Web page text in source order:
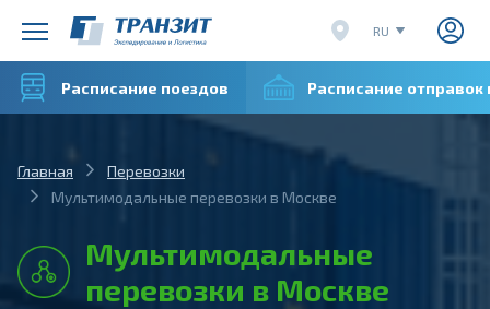
RU
EN
CN
Расписание поездов Расписание
Главная
Перевозки
Мультимодальные перевозки в Москве
Мультимодальные
перевозки в Москве